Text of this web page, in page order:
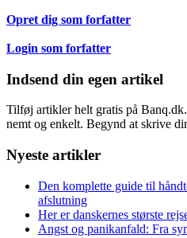
Opret dig som forfatter
Login som forfatter
Indsend din egen artikel
Tilføj artikler helt gratis på
nemt og enkelt. Begynd at skrive
Nyeste artikler
Den komplette guide til
afslutning
Her er danskernes største
Angst og panikanfald: Fra